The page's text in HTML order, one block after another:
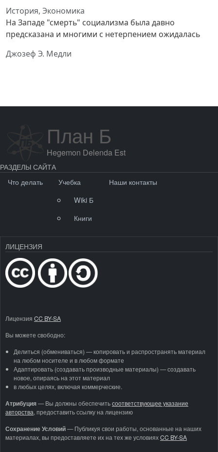
История, Экономика
На Западе "смерть" социализма была давно
предсказана и многими с нетерпением ожидалась
Джозеф Э. Медли
План Б
Hegemon Delenda Est
РАЗДЕЛЫ САЙТА
Что делать
Учебка
Wiki Б
Книги
Наши контакты
ЛИЦЕНЗИЯ
Лицензия CC BY-SA
Вы можете свободно:
Делиться (обмениваться) — копировать и распространять материал
на любом носителе и в любом формате
Адаптировать (создавать производные материалы) — создавать
новое, опираясь на этот материал
в любых целях, включая коммерческие.
Атрибуция—Вы должны обеспечитьсоответствующее указание
авторства, предоставить ссылку на лицензию
Сохранение Условий— Публикуя свои работы, основанные на наших
материалах, вы предоставляете их на тех же условияхCC BY-SA